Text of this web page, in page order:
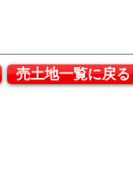
売土地一覧に戻る